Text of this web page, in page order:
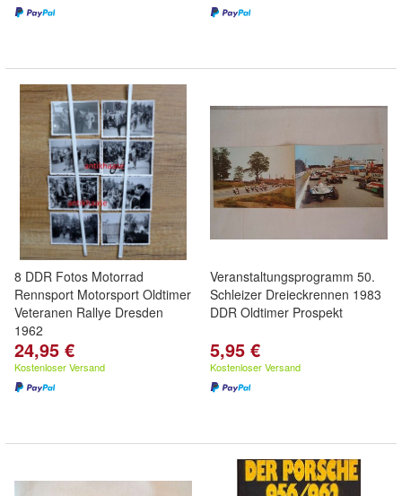
8 DDR Fotos Motorrad
Rennsport Motorsport Oldtimer
Veteranen Rallye Dresden
1962
24,95 €
Kostenloser Versand
Veranstaltungsprogramm 50.
Schleizer Dreieckrennen 1983
DDR Oldtimer Prospekt
5,95 €
Kostenloser Versand